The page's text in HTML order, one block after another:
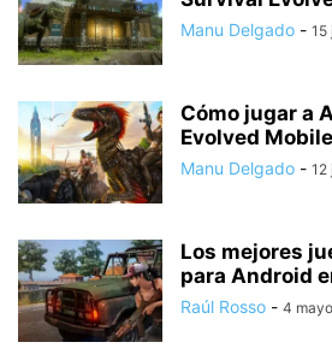
Manu Delgado - 15
Cómo jugar a
Evolved
Manu Delgado - 12
Los mejores
para Android
Raúl Rosso - 4